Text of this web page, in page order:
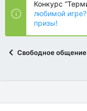
Конкурс
любимой
призы!
Свободное общение